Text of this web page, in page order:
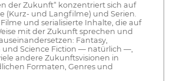
der Zukunft“ konzentriert sich auf
(Kurz- und Langfilme) und Serien.
und serialisierte Inhalte, die auf
mit der Zukunft sprechen und
Fantasy,
und Science Fiction — natürlich —,
andere Zukunftsvisionen in
Formaten, Genres und